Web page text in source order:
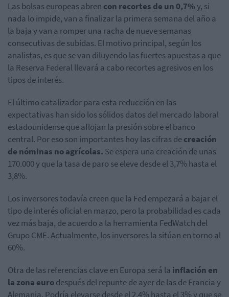
Las bolsas europeas abren con recortes de un 0,7%y, si
nada lo impide, van a finalizar la primera semana del año a
la baja y van a romper una racha de nueve semanas
consecutivas de subidas. El motivo principal, según los
analistas, es que se van diluyendo las fuertes apuestas a que
la Reserva Federal llevará a cabo recortes agresivos en los
tipos de interés.
El último catalizador para esta reducción en las
expectativas han sido los sólidos datos del mercado laboral
estadounidense que aflojan la presión sobre el banco
central. Por eso son importantes hoy las cifras decreación
de nóminas no agrícolas. Se espera una creación de unas
170.000 y que la tasa de paro se eleve desde el 3,7% hasta el
3,8%.
Los inversores todavía creen que la Fed empezará a bajar el
tipo de interés oficial en marzo, pero la probabilidad es cada
vez más baja, de acuerdo a la herramienta FedWatch del
Grupo CME. Actualmente, los inversores la sitúan en torno al
60%.
Otra de las referencias clave en Europa será la inflación en
la zona eurodespués del repunte de ayer de las de Francia y
Alemania. Podría elevarse desde el 2,4% hasta el 3% y que se